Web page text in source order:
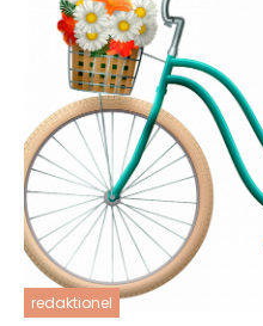
redaktionel